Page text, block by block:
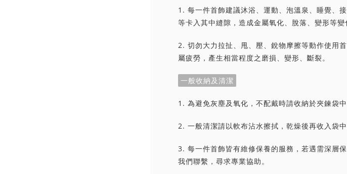
1. 每一件首飾建議沐浴、運動、泡溫泉、睡覺、
等卡入其中縫隙，造成金屬氧化、脫落、變形等變
2. 切勿大力拉扯、甩、壓、銳物摩擦等動作使用
屬疲勞，產生相當程度之磨損、變形、斷裂。
一般收納及清潔
1. 為避免灰塵及氧化，不配戴時請收納於夾鍊袋
2. 一般清潔請以軟布沾水擦拭，乾燥後再收入袋中
3. 每一件首飾皆有維修保養的服務，若遇需深層
我們聯繫，尋求專業協助。